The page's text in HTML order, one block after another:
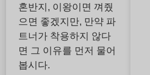
혼반지, 이왕이면 껴줬
으면 좋겠지만, 만약 파
트너가 착용하지 않다
면 그 이유를 먼저 물어
봅시다.